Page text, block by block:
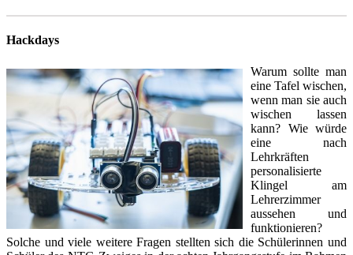
Hackdays
Warum sollte man
eine Tafel wischen,
wenn man sie auch
wischen lassen
kann? Wie würde
eine nach
Lehrkräften
personalisierte
Klingel am
Lehrerzimmer
aussehen und
funktionieren?
Solche und viele weitere Fragen stellten sich die Schülerinnen und